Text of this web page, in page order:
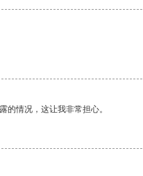
情况，这让我非常担心。